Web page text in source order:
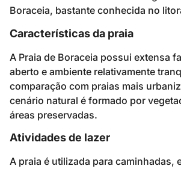
Boraceia, bastante conhecida no
Características da praia
A Praia de Boraceia possui extensa
aberto e ambiente relativamente
comparação com praias mais
cenário natural é formado por
áreas preservadas.
Atividades de lazer
A praia é utilizada para caminhadas,